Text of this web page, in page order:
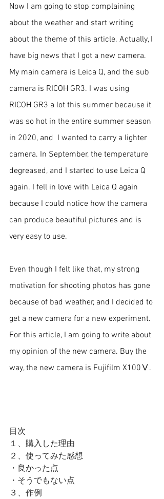
Now I am going to stop complaining
about the weather and start writing
about the theme of this article. Actually, I
have big news that I got a new camera.
My main camera is Leica Q, and the sub
camera is RICOH GR3. I was using
RICOH GR3 a lot this summer because it
was so hot in the entire summer season
in 2020, and  I wanted to carry a lighter
camera. In September, the temperature
degreased, and I started to use Leica Q
again. I fell in love with Leica Q again
because I could notice how the camera
can produce beautiful pictures and is
very easy to use.
Even though I felt like that, my strong
motivation for shooting photos has gone
because of bad weather, and I decided to
get a new camera for a new experiment.
For this article, I am going to write about
my opinion of the new camera. Buy the
way, the new camera is Fujifilm X100Ⅴ.
目次
１、購入した理由
２、使ってみた感想
・良かった点
・そうでもない点
３、作例